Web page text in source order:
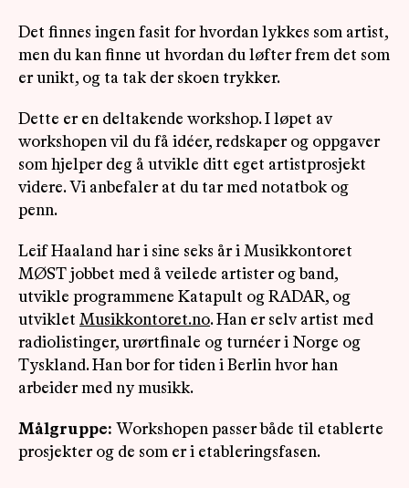
Det finnes ingen fasit for hvordan lykkes som artist,
men du kan finne ut hvordan du løfter frem det som
er unikt, og ta tak der skoen trykker.
Dette er en deltakende workshop. I løpet av
workshopen vil du få idéer, redskaper og oppgaver
som hjelper deg å utvikle ditt eget artistprosjekt
videre. Vi anbefaler at du tar med notatbok og
penn.
Leif Haaland har i sine seks år i Musikkontoret
MØST jobbet med å veilede artister og band,
utvikle programmene Katapult og RADAR, og
utviklet Musikkontoret.no. Han er selv artist med
radiolistinger, urørtfinale og turnéer i Norge og
Tyskland. Han bor for tiden i Berlin hvor han
arbeider med ny musikk.
Målgruppe: Workshopen passer både til etablerte
prosjekter og de som er i etableringsfasen.